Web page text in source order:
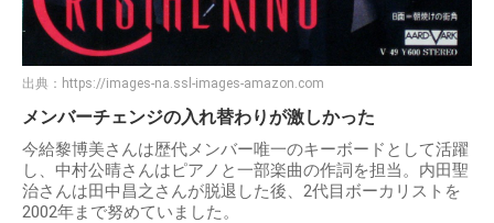
出典： https://images-na.ssl-images-amazon.com
メンバーチェンジの入れ替わりが激しかった
今給黎博美さんは歴代メンバー唯一のキーボードとして活躍
し、中村公晴さんはピアノと一部楽曲の作詞を担当。内田聖
治さんは田中昌之さんが脱退した後、2代目ボーカリストを
2002年まで努めていました。